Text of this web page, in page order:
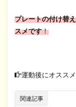
プレートの付け替
スメです！
運動後にオスス
関連記事